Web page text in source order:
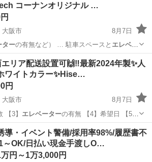
コーナンオリジナル …
大阪市
8月7日
ターの有無など） … 駐車スペースと エレベー
器具 個人
リア配送設置可🙌‼️最新2024年製✨人
ワイトカラー✨Hise…
円
大阪市
8月7日
【3】 エレベーターの有無 【4】希望日 【5】
チン家電 Hisense
導・イベント警備/採用率98%/履歴書不
～OK/日払い現金手渡しO…
万円～1万3,000円